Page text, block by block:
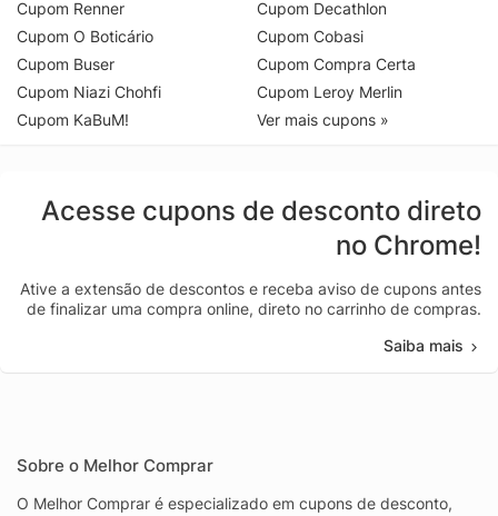
Cupom Renner
Cupom O Boticário
Cupom Buser
Cupom Niazi Chohfi
Cupom KaBuM!
Cupom Decathlon
Cupom Cobasi
Cupom Compra Certa
Cupom Leroy Merlin
Ver mais cupons »
Acesse cupons de desconto direto
no Chrome!
Ative a extensão de descontos e receba aviso de cupons antes
de finalizar uma compra online, direto no carrinho de compras.
Saiba mais
Sobre o Melhor Comprar
O Melhor Comprar é especializado em cupons de desconto,